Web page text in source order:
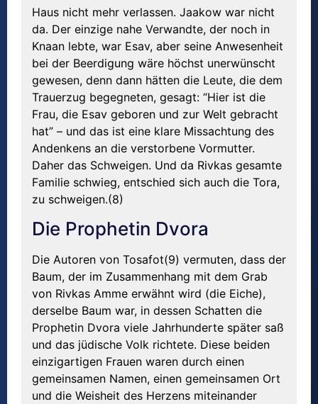
Haus nicht mehr verlassen. Jaakow war nicht
da. Der einzige nahe Verwandte, der noch in
Knaan lebte, war Esav, aber seine Anwesenheit
bei der Beerdigung wäre höchst unerwünscht
gewesen, denn dann hätten die Leute, die dem
Trauerzug begegneten, gesagt: “Hier ist die
Frau, die Esav geboren und zur Welt gebracht
hat” – und das ist eine klare Missachtung des
Andenkens an die verstorbene Vormutter.
Daher das Schweigen. Und da Rivkas gesamte
Familie schwieg, entschied sich auch die Tora,
zu schweigen.(8)
Die Prophetin Dvora
Die Autoren von Tosafot(9) vermuten, dass der
Baum, der im Zusammenhang mit dem Grab
von Rivkas Amme erwähnt wird (die Eiche),
derselbe Baum war, in dessen Schatten die
Prophetin Dvora viele Jahrhunderte später saß
und das jüdische Volk richtete. Diese beiden
einzigartigen Frauen waren durch einen
gemeinsamen Namen, einen gemeinsamen Ort
und die Weisheit des Herzens miteinander